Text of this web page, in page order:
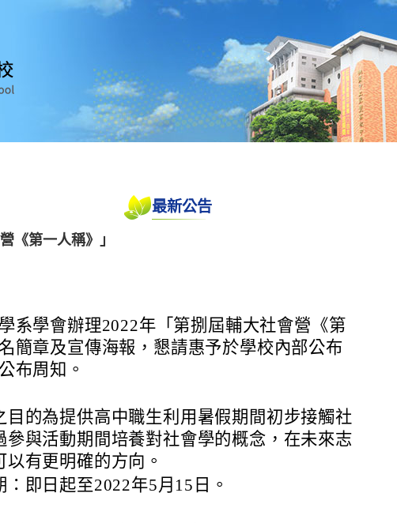
最新公告
《第一人稱》」
系學會辦理2022年「第捌屆輔大社會營《第
簡章及宣傳海報，懇請惠予於學校內部公布
布周知。
目的為提供高中職生利用暑假期間初步接觸社
參與活動期間培養對社會學的概念，在未來志
以有更明確的方向。
：即日起至2022年5月15日。